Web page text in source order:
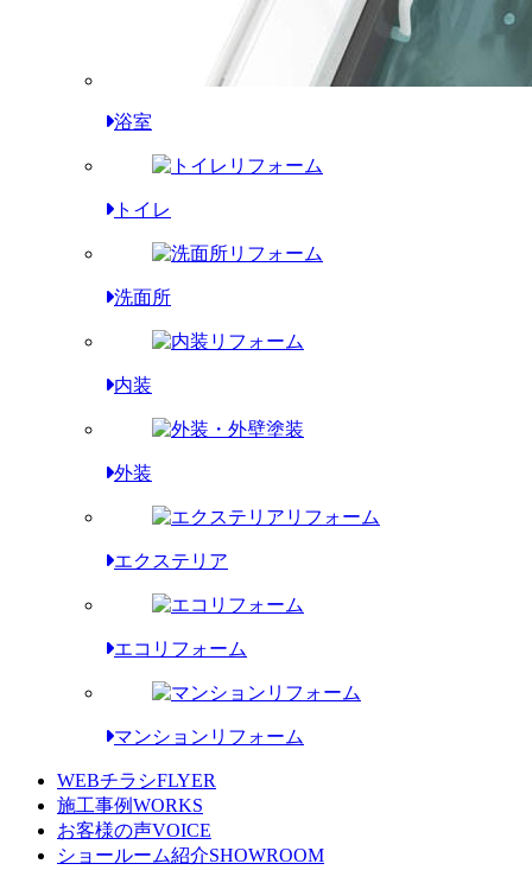
浴室
トイレ
洗面所
内装
外装
エクステリア
エコリフォーム
マンションリフォーム
WEBチラシFLYER
施工事例WORKS
お客様の声VOICE
ショールーム紹介SHOWROOM